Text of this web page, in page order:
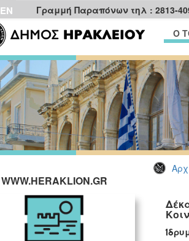
EN Γραμμή Παραπόνων τηλ : 2813-
Ο
WWW.HERAKLION.GR